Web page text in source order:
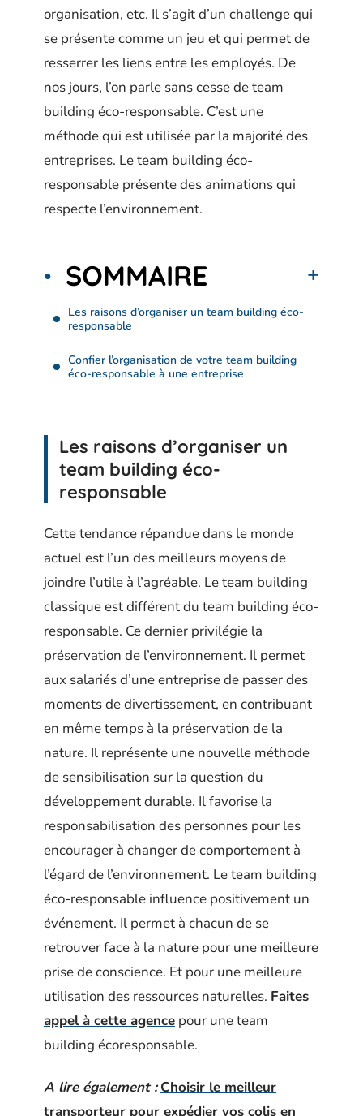
organisation, etc. Il s’agit d’un challenge qui
se présente comme un jeu et qui permet de
resserrer les liens entre les employés. De
nos jours, l’on parle sans cesse de team
building éco-responsable. C’est une
méthode qui est utilisée par la majorité des
entreprises. Le team building éco-
responsable présente des animations qui
respecte l’environnement.
SOMMAIRE
Les raisons d’organiser un team building éco-
responsable
Confier l’organisation de votre team building
éco-responsable à une entreprise
Les raisons d’organiser un
team building éco-
responsable
Cette tendance répandue dans le monde
actuel est l’un des meilleurs moyens de
joindre l’utile à l’agréable. Le team building
classique est différent du team building éco-
responsable. Ce dernier privilégie la
préservation de l’environnement. Il permet
aux salariés d’une entreprise de passer des
moments de divertissement, en contribuant
en même temps à la préservation de la
nature. Il représente une nouvelle méthode
de sensibilisation sur la question du
développement durable. Il favorise la
responsabilisation des personnes pour les
encourager à changer de comportement à
l’égard de l’environnement. Le team building
éco-responsable influence positivement un
événement. Il permet à chacun de se
retrouver face à la nature pour une meilleure
prise de conscience. Et pour une meilleure
utilisation des ressources naturelles. Faites
appel à cette agence pour une team
building écoresponsable.
A lire également : Choisir le meilleur
transporteur pour expédier vos colis en